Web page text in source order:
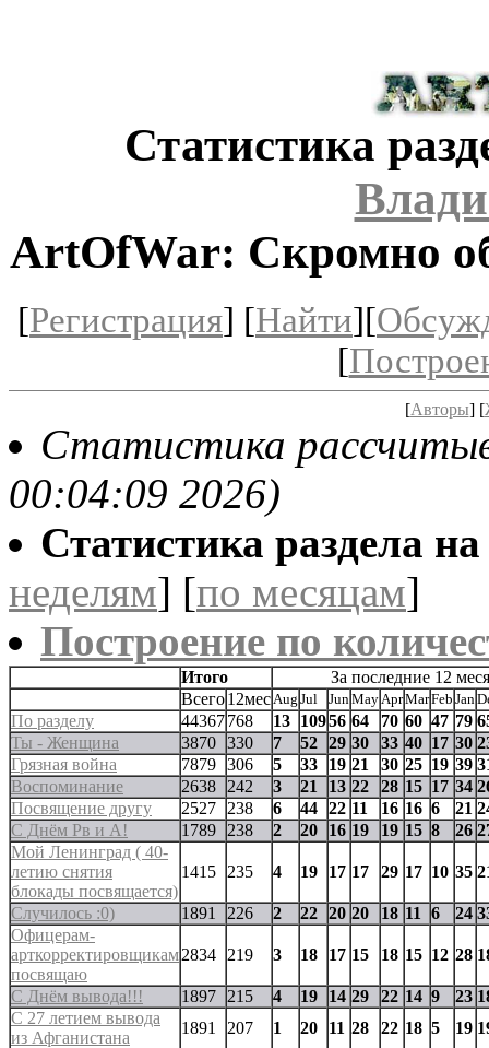
Статистика
ArtOfWar: Скромно
[Регистрация] [Найти][
[
[Авторы] [
Статистика
00:04:09 2026)
Статистика раздела
неделям] [по месяцам]
Построение по
Итого
За последние 12
Всего12мес Aug Jul Jun May AprMarFeb Jan
По разделу 44367768 13 10956 64 70 60 47 79
Ты - Женщина
3870 330 7 52 29 30 33 40 17 30
Грязная война
7879 306 5 33 19 21 30 25 19 39
Воспоминание
2638 242 3 21 13 22 28 15 17 34
Посвящение другу
2527 238 6 44 22 11 16 16 6 21
С Днём Рв и А!
1789 238 2 20 16 19 19 15 8 26
Мой Ленинград ( 40-
летию снятия
блокады посвящается)
1415 235 4 19 17 17 29 17 10 35
Случилось :0) 1891 226 2 22 20 20 18 11 6 24
Офицерам-
арткорректировщикам
посвящаю
2834 219 3 18 17 15 18 15 12 28
С Днём вывода!!! 1897 215 4 19 14 29 22 14 9 23
С 27 летием вывода
из Афганистана
1891 207 1 20 11 28 22 18 5 19